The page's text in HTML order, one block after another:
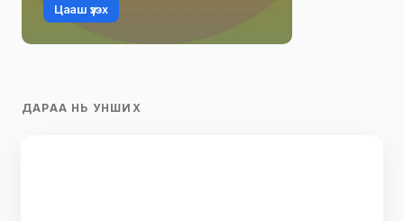
Цааш үзэх
ДАРАА НЬ УНШИХ